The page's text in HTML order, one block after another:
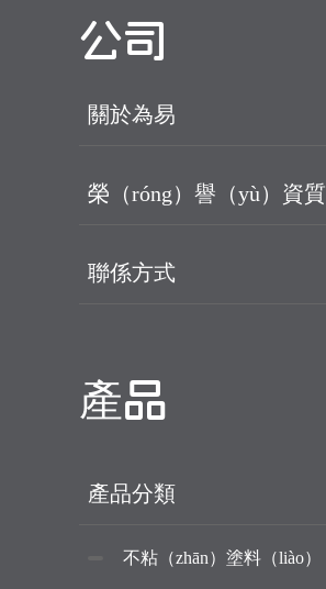
公司
關於為易
榮（róng）譽（yù）資質
聯係方式
產品
產品分類
不粘（zhān）塗料（liào）